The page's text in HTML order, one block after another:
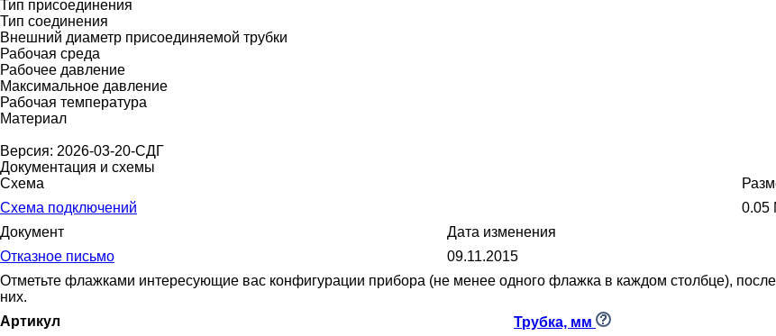
Тип присоединения
Тип соединения
Внешний диаметр присоединяемой трубки
Рабочая среда
Рабочее давление
Максимальное давление
Рабочая температура
Материал
Версия: 2026-03-20-СДГ
Документация и схемы
Схема
Схема подключений
0.05
Документ
Дата изменения
Отказное письмо
09.11.2015
Отметьте флажками интересующие вас конфигурации прибора (не менее одного флажка в каждом столбце),
них.
Артикул
Трубка, мм